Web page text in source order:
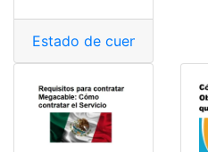
Estado de cuenta